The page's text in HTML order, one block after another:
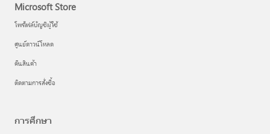
Microsoft Store
โพรไฟล์บัญชีผู้ใช้
ศูนย์ดาวน์โหลด
คืนสินค้า
ติดตามการสั่งซื้อ
การศึกษา